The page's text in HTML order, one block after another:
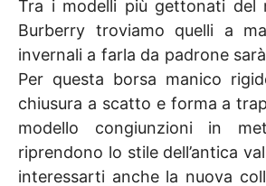
Tra i modelli più gettonati del
Burberry troviamo quelli a
invernali a farla da padrone
Per questa borsa manico
chiusura a scatto e forma a
modello congiunzioni in
riprendono lo stile dell’antica
interessarti anche la nuova